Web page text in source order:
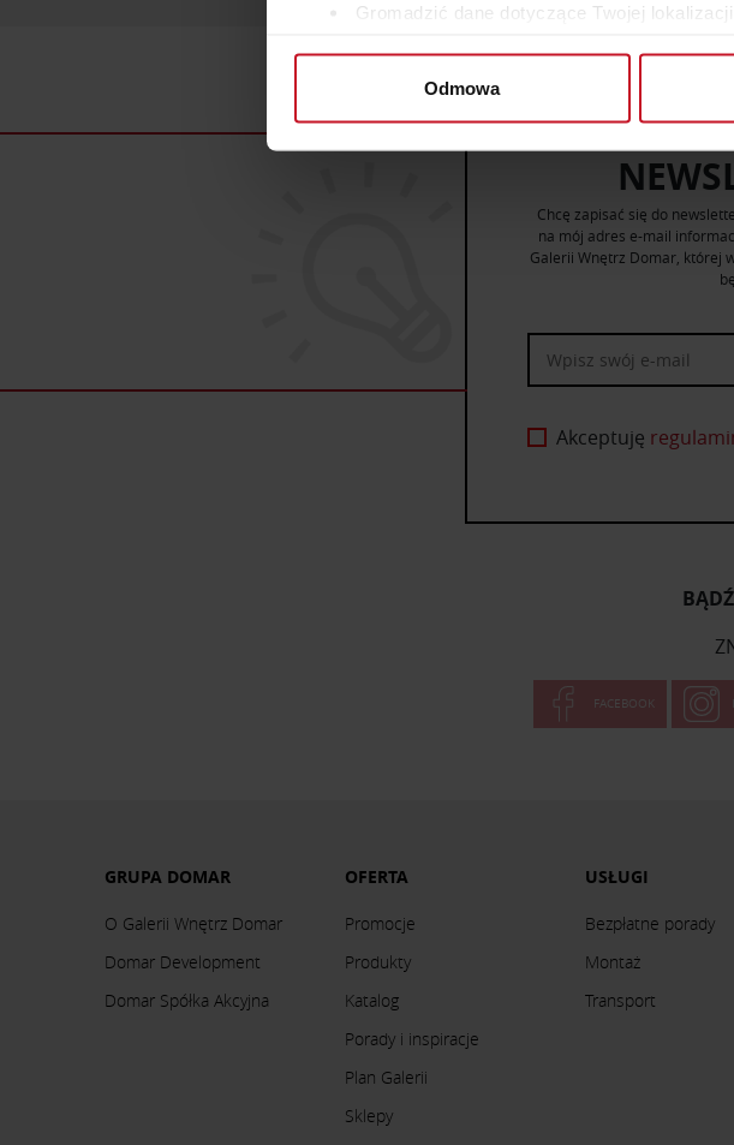
Gromadzić dane dotyczące Twojej
Dowiedz się więcej odnośnie tego, jak Twoje
Wykorzystujemy pliki cookie do spersonalizowania
ruch w naszej witrynie. Informacje o tym, jak
reklamowym i analitycznym. Partnerzy mogą
Odmowa
Chcę zapisać się do
na mój adres e-mail
Galerii Wnętrz Domar, której
Akceptuję
FACEBOOK
GRUPA DOMAR
O Galerii Wnętrz Domar
Domar Development
Domar Spółka Akcyjna
OFERTA
Promocje
Produkty
Katalog
Porady i inspiracje
Plan Galerii
Sklepy
USŁUGI
Bezpłatne porady
Montaż
Transport